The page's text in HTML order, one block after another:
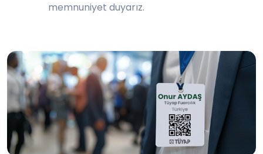
memnuniyet duyarız.